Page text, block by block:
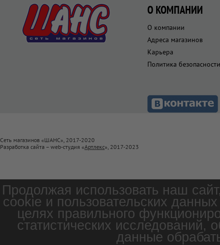
О КОМПАНИИ
О компании
Адреса магазинов
Карьера
Политика безопасности
Сеть магазинов «ШАНС», 2017-2020
Разработка сайта – web-студия «Артлекс», 2017-2023
Продолжая использовать наш
cookie и пользовательских
целях правильного
статистических
данные